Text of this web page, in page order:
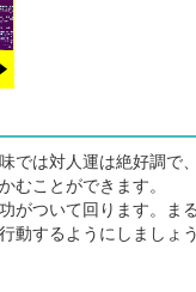
では対人運は絶好調で
むことができます。
がついて回ります。ま
動するようにしましょ